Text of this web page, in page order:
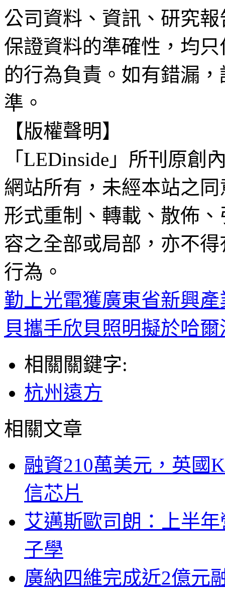
公司資料、資訊、研究
保證資料的準確性，均
的行為負責。如有錯漏
準。
【版權聲明】
「LEDinside」所刊原創
網站所有，未經本站之
形式重制、轉載、散佈
容之全部或局部，亦不
行為。
勤上光電獲廣東省新興
貝攜手欣貝照明擬於哈
相關關鍵字:
杭州遠方
相關文章
融資210萬美元，英國
信芯片
艾邁斯歐司朗：上半
子學
廣納四維完成近2億元